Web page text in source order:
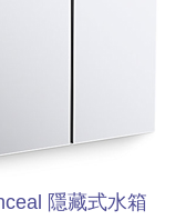
隱藏式水箱